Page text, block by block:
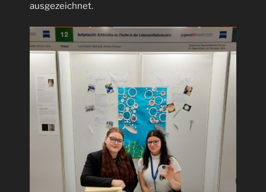
ausgezeichnet.